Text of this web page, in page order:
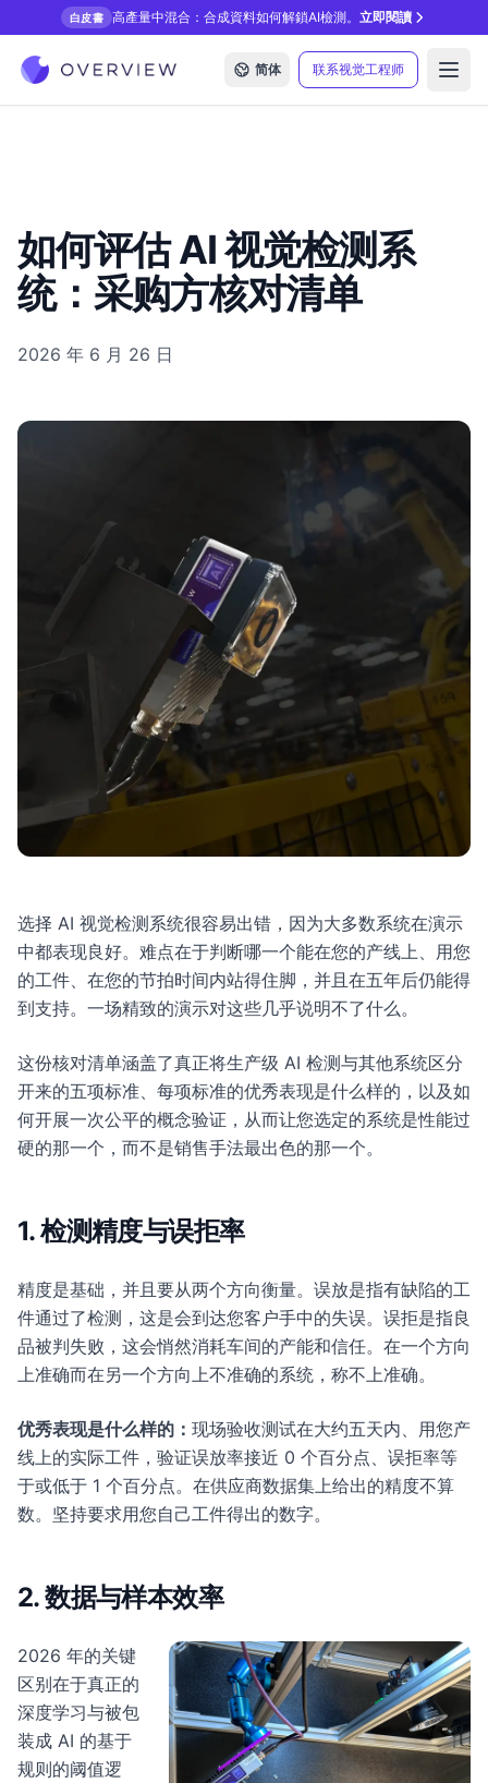
白皮書 高產量中混合：合成資料如何解鎖AI檢測。立即閱讀
简体 联系视觉工程师
如何评估 AI 视觉检测系
统：采购方核对清单
2026 年 6 月 26 日
选择 AI 视觉检测系统很容易出错，因为大多数系统在演示
中都表现良好。难点在于判断哪一个能在您的产线上、用您
的工件、在您的节拍时间内站得住脚，并且在五年后仍能得
到支持。一场精致的演示对这些几乎说明不了什么。
这份核对清单涵盖了真正将生产级 AI 检测与其他系统区分
开来的五项标准、每项标准的优秀表现是什么样的，以及如
何开展一次公平的概念验证，从而让您选定的系统是性能过
硬的那一个，而不是销售手法最出色的那一个。
1. 检测精度与误拒率
精度是基础，并且要从两个方向衡量。误放是指有缺陷的工
件通过了检测，这是会到达您客户手中的失误。误拒是指良
品被判失败，这会悄然消耗车间的产能和信任。在一个方向
上准确而在另一个方向上不准确的系统，称不上准确。
优秀表现是什么样的： 现场验收测试在大约五天内、用您产
线上的实际工件，验证误放率接近 0 个百分点、误拒率等
于或低于 1 个百分点。在供应商数据集上给出的精度不算
数。坚持要求用您自己工件得出的数字。
2. 数据与样本效率
2026 年的关键
区别在于真正的
深度学习与被包
装成 AI 的基于
规则的阈值逻